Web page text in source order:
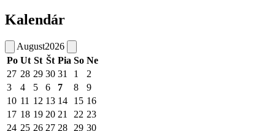
Kalendár
August2026
Po Ut St Št Pia So Ne
27 28 29 30 31 1
2
3
4 5 6 7 8
9
10 11 12 13 14 15 16
17 18 19 20 21 22 23
24 25 26 27 28 29 30